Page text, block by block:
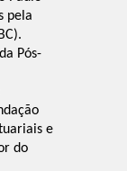
pela
Pós-
e
do